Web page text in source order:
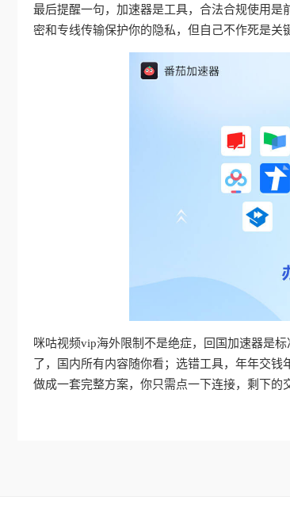
最后提醒一句，加速器是工具，合法合规使用是
密和专线传输保护你的隐私，但自己不作死是关
咪咕视频vip海外限制不是绝症，回国加速器是
了，国内所有内容随你看；选错工具，年年交钱
做成一套完整方案，你只需点一下连接，剩下的